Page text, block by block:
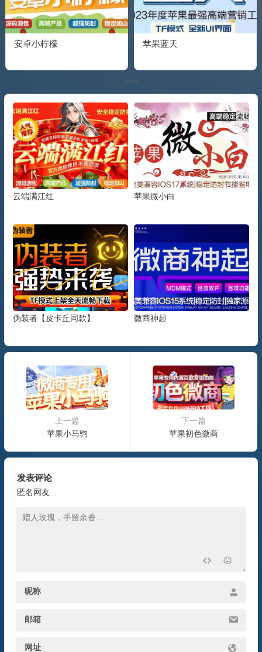
安卓小柠檬 苹果蓝天
云端满江红 苹果微小白
伪装者【皮卡丘同款】 微商神起
上一篇
苹果小马驹
下一篇
苹果初色微商
发表评论
匿名网友
昵称
邮箱
网址